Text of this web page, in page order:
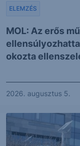
MOL: Az erős
okozta
ELEMZÉS
2026. augusztus 5.